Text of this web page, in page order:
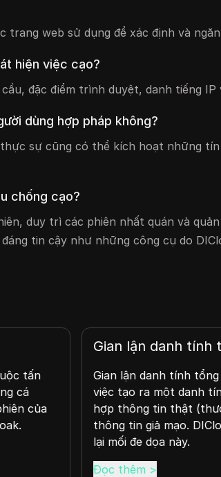
trang web sử dụng để xác định và
hiện việc cạo?
đặc điểm trình duyệt, danh tiếng
dùng hợp pháp không?
sự cũng có thể kích hoạt những
chống cạo?
duy trì các phiên nhất quán và
tin cậy như những công cụ do
tấn
cá
của
Gian lận danh tính
Gian lận danh tính
việc tạo ra một danh
hợp thông tin thật
thông tin giả mạo.
lại mối đe dọa này.
Đọc thêm >